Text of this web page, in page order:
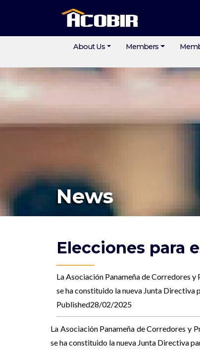
About Us Members
News
Elecciones para
La Asociación Panameña de Corredores
se ha constituido la nueva Junta Directiva
Published28/02/2025
La Asociación Panameña de Corredores y
se ha constituido la nueva Junta Directiva